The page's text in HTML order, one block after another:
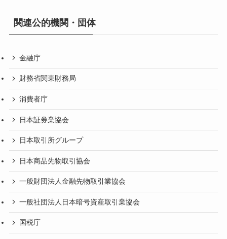
関連公的機関・団体
金融庁
財務省関東財務局
消費者庁
日本証券業協会
日本取引所グループ
日本商品先物取引協会
一般財団法人金融先物取引業協会
一般社団法人日本暗号資産取引業協会
国税庁